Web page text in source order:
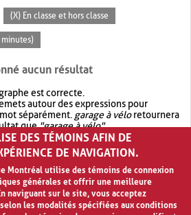
(X) En classe et hors classe
aucun résultat
est correcte.
autour des expressions pour
séparément. garage à véloretournera
que"garage à vélo".
recherche avec OR.garage OR vélo
de résultat quegarage à vélo
DES TÉMOINS AFIN DE
DE NAVIGATION.
Montréal utilise des témoins de connexion
générales et offrir une meilleure
naviguant sur le site, vous acceptez
les modalités spécifiées aux conditions